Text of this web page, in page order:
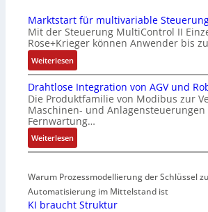
n
s
o
r
-
n
t
e
g
r
t
i
o
C
6
2
4
4
-
Z
e
r
t
f
i
z
Marktstart für multivariable
Mit der Steuerung MultiControl II
Rose+Krieger können Anwender bis
Weiterlesen:
M
a
r
k
t
s
t
r
t
f
Drahtlose Integration von AGV und
Die Produktfamilie von Modibus zur
Maschinen- und
Fernwartung…
Weiterlesen:
D
a
h
t
Warum Prozessmodellierung der Schlüssel
Automatisierung im Mittelstand ist
KI braucht Struktur